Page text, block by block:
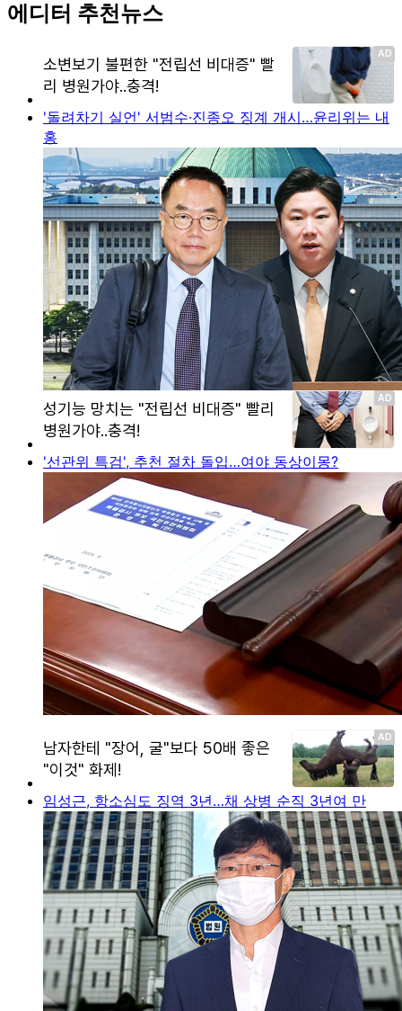
에디터 추천뉴스
'돌려차기 실언' 서범수·진종오 징계 개시…윤리위는 내
홍
'선관위 특검', 추천 절차 돌입…여야 동상이몽?
임성근, 항소심도 징역 3년…채 상병 순직 3년여 만